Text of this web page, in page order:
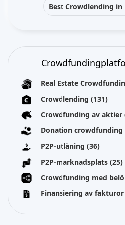
Best Crowdlending in
Real Estate
Crowdlending (131)
Crowdfunding av aktier
Donation crowdfunding
P2P-utlåning (36)
P2P-marknadsplats (25)
Crowdfunding med
Finansiering av fakturor